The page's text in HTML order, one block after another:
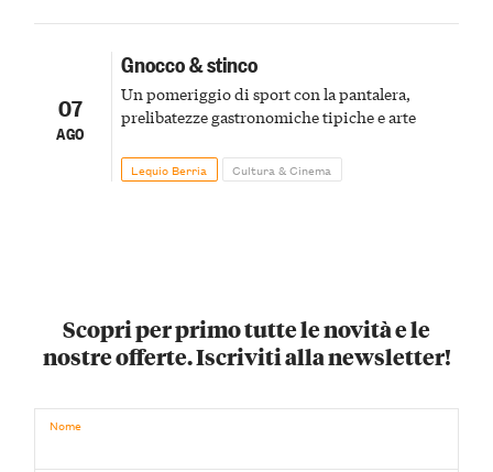
07
AGO
Gnocco & stinco
Un pomeriggio di sport con la pantalera,
prelibatezze gastronomiche tipiche e arte
Lequio Berria Cultura & Cinema
Scopri per primo tutte le novità e le
nostre offerte. Iscriviti alla newsletter!
Nome